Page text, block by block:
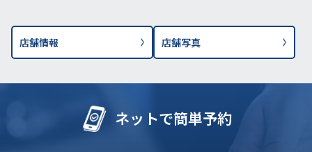
店舗情報 店舗写真
ネットで簡単予約